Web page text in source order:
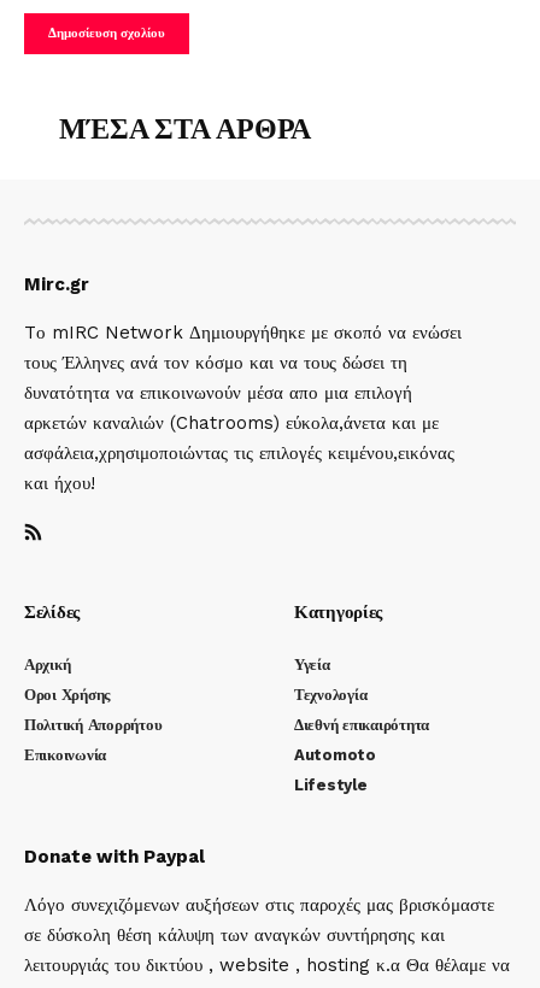
ΜΈΣΑ ΣΤΑ ΑΡΘΡΑ
Mirc.gr
Tο mIRC Network Δημιουργήθηκε με σκοπό να ενώσει
τους Έλληνες ανά τον κόσμο και να τους δώσει τη
δυνατότητα να επικοινωνούν μέσα απο μια επιλογή
αρκετών καναλιών (Chatrooms) εύκολα,άνετα και με
ασφάλεια,χρησιμοποιώντας τις επιλογές κειμένου,εικόνας
και ήχου!
Σελίδες
Αρχική
Οροι Χρήσης
Πολιτική Απορρήτου
Επικοινωνία
Κατηγορίες
Υγεία
Τεχνολογία
Διεθνή επικαιρότητα
Automoto
Lifestyle
Donate with Paypal
Λόγο συνεχιζόμενων αυξήσεων στις παροχές μας βρισκόμαστε
σε δύσκολη θέση κάλυψη των αναγκών συντήρησης και
λειτουργιάς του δικτύου , website , hosting κ.α Θα θέλαμε να